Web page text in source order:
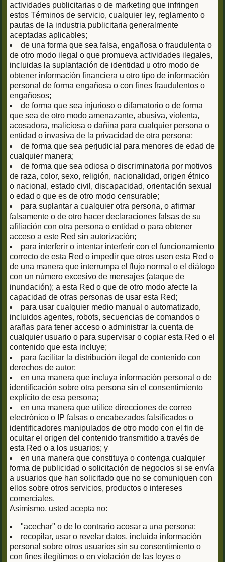
actividades publicitarias o de marketing que infringen
estos Términos de servicio, cualquier ley, reglamento o
pautas de la industria publicitaria generalmente
aceptadas aplicables;
de una forma que sea falsa, engañosa o fraudulenta o
de otro modo ilegal o que promueva actividades ilegales,
incluidas la suplantación de identidad u otro modo de
obtener información financiera u otro tipo de información
personal de forma engañosa o con fines fraudulentos o
engañosos;
de forma que sea injurioso o difamatorio o de forma
que sea de otro modo amenazante, abusiva, violenta,
acosadora, maliciosa o dañina para cualquier persona o
entidad o invasiva de la privacidad de otra persona;
de forma que sea perjudicial para menores de edad de
cualquier manera;
de forma que sea odiosa o discriminatoria por motivos
de raza, color, sexo, religión, nacionalidad, origen étnico
o nacional, estado civil, discapacidad, orientación sexual
o edad o que es de otro modo censurable;
para suplantar a cualquier otra persona, o afirmar
falsamente o de otro hacer declaraciones falsas de su
afiliación con otra persona o entidad o para obtener
acceso a este Red sin autorización;
para interferir o intentar interferir con el funcionamiento
correcto de esta Red o impedir que otros usen esta Red o
de una manera que interrumpa el flujo normal o el diálogo
con un número excesivo de mensajes (ataque de
inundación); a esta Red o que de otro modo afecte la
capacidad de otras personas de usar esta Red;
para usar cualquier medio manual o automatizado,
incluidos agentes, robots, secuencias de comandos o
arañas para tener acceso o administrar la cuenta de
cualquier usuario o para supervisar o copiar esta Red o el
contenido que esta incluye;
para facilitar la distribución ilegal de contenido con
derechos de autor;
en una manera que incluya información personal o de
identificación sobre otra persona sin el consentimiento
explícito de esa persona;
en una manera que utilice direcciones de correo
electrónico o IP falsas o encabezados falsificados o
identificadores manipulados de otro modo con el fin de
ocultar el origen del contenido transmitido a través de
esta Red o a los usuarios; y
en una manera que constituya o contenga cualquier
forma de publicidad o solicitación de negocios si se envía
a usuarios que han solicitado que no se comuniquen con
ellos sobre otros servicios, productos o intereses
comerciales.
Asimismo, usted acepta no:
"acechar" o de lo contrario acosar a una persona;
recopilar, usar o revelar datos, incluida información
personal sobre otros usuarios sin su consentimiento o
con fines ilegítimos o en violación de las leyes o